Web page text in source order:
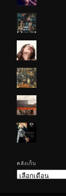
คลังเก็บ
คลัง